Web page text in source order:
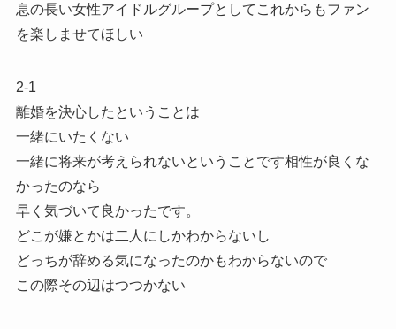
息の長い女性アイドルグループとしてこれからもファン
を楽しませてほしい
2-1
離婚を決心したということは
一緒にいたくない
一緒に将来が考えられないということです相性が良くな
かったのなら
早く気づいて良かったです。
どこが嫌とかは二人にしかわからないし
どっちが辞める気になったのかもわからないので
この際その辺はつつかない